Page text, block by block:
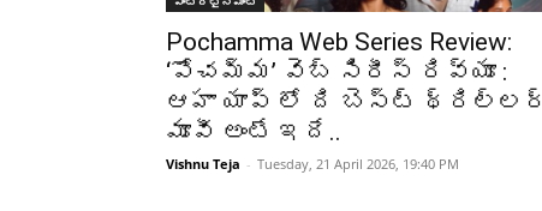
Pochamma Web Series Review:
‘పోచమ్మ’ వెబ్ సిరీస్ రివ్యూ :
ఆహా యాప్ లో ది బెస్ట్ థ్రిల్లర్
మూవీ అంటే ఇదే..
Vishnu Teja - Tuesday, 21 April 2026, 19:40 PM